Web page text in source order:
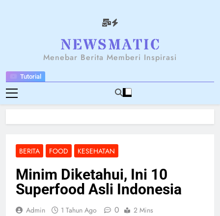
Tutorial
NEWSANTARA
Menebar Berita Memberi Inspirasi
BERITA FOOD KESEHATAN
Minim Diketahui, Ini 10
Superfood Asli Indonesia
Admin 1 Tahun Ago 0 2 Mins